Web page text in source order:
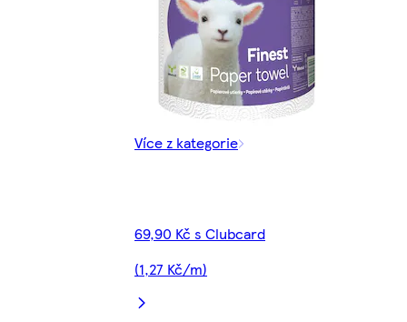
Více z kategorie
69,90 Kč s Clubcard
(1,27 Kč/m)